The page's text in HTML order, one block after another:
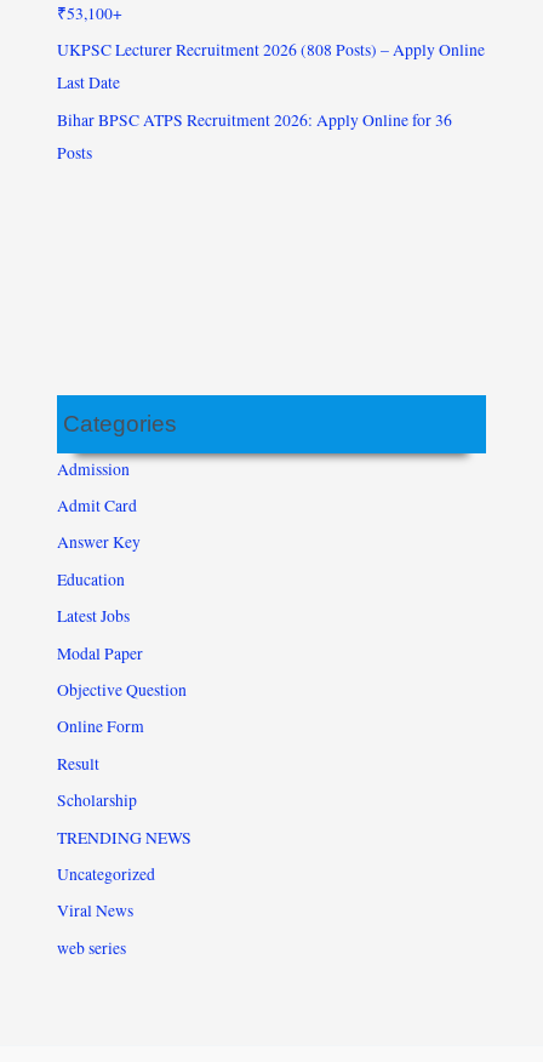
₹53,100+
UKPSC Lecturer Recruitment 2026 (808 Posts) – Apply Online
Last Date
Bihar BPSC ATPS Recruitment 2026: Apply Online for 36
Posts
Categories
Admission
Admit Card
Answer Key
Education
Latest Jobs
Modal Paper
Objective Question
Online Form
Result
Scholarship
TRENDING NEWS
Uncategorized
Viral News
web series